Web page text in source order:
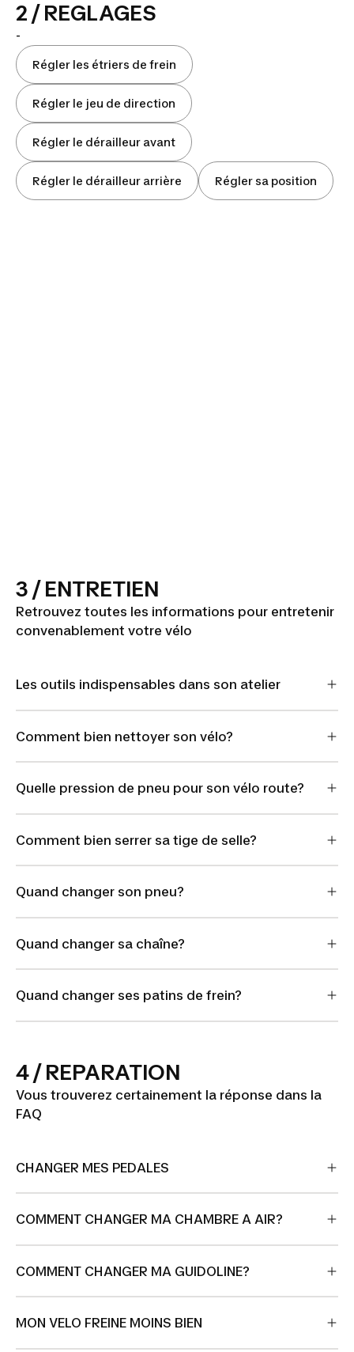
2 / REGLAGES
-
Régler les étriers de frein
Régler le jeu de direction
Régler le dérailleur avant
Régler le dérailleur arrière Régler sa position
3 / ENTRETIEN
Retrouvez toutes les informations pour entretenir
convenablement votre vélo
Les outils indispensables dans son atelier
Comment bien nettoyer son vélo?
Quelle pression de pneu pour son vélo route?
Comment bien serrer sa tige de selle?
Quand changer son pneu?
Quand changer sa chaîne?
Quand changer ses patins de frein?
4 / REPARATION
Vous trouverez certainement la réponse dans la
FAQ
CHANGER MES PEDALES
COMMENT CHANGER MA CHAMBRE A AIR?
COMMENT CHANGER MA GUIDOLINE?
MON VELO FREINE MOINS BIEN